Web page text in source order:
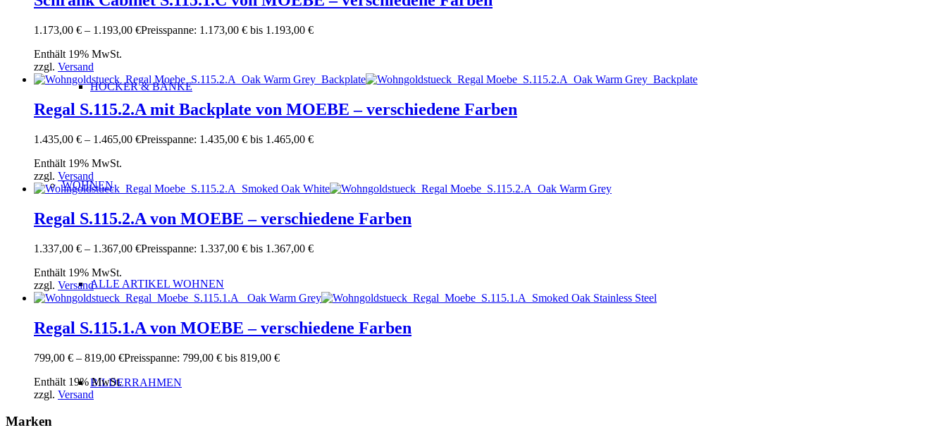
HOCKER & BÄNKE
WOHNEN
ALLE ARTIKEL WOHNEN
BILDERRAHMEN
1.173,00 € – 1.193,00 €Preisspanne: 1.173,00 € bis 1.193,00 €
Enthält 19% MwSt.
zzgl. Versand
Regal S.115.2.A mit Backplate von MOEBE – verschiedene Farben
1.435,00 € – 1.465,00 €Preisspanne: 1.435,00 € bis 1.465,00 €
Enthält 19% MwSt.
zzgl. Versand
Regal S.115.2.A von MOEBE – verschiedene Farben
1.337,00 € – 1.367,00 €Preisspanne: 1.337,00 € bis 1.367,00 €
Enthält 19% MwSt.
zzgl. Versand
Regal S.115.1.A von MOEBE – verschiedene Farben
799,00 € – 819,00 €Preisspanne: 799,00 € bis 819,00 €
Enthält 19% MwSt.
zzgl. Versand
Marken